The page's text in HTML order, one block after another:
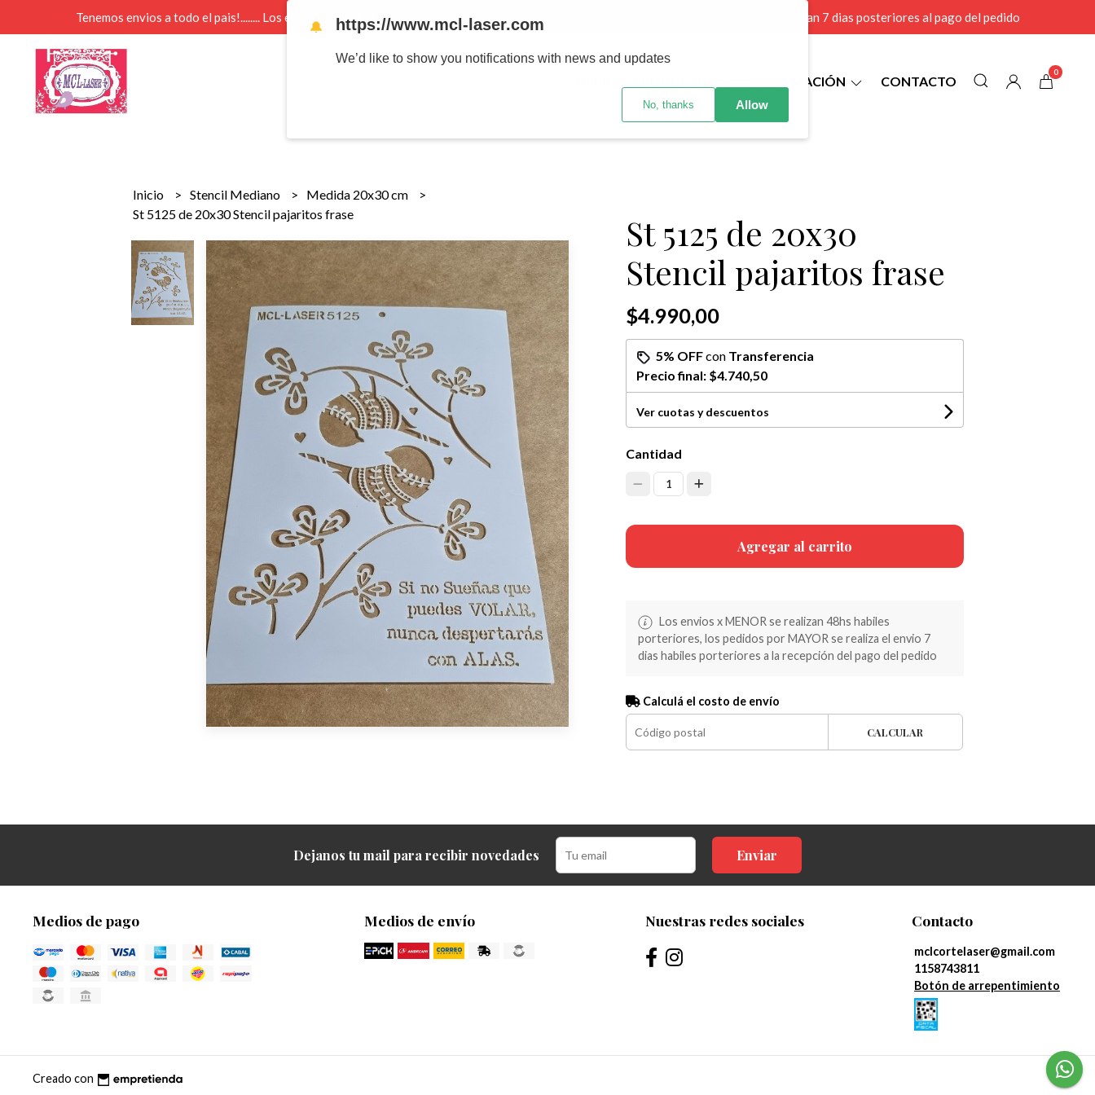
Tenemos envios a todo el pais!........ Los envios Por MENOR se realizan 48 hs habiles porteriores al pago , los pedidos por MAYOR se envian 7 dias posteriores al pago del pedido
INFORMACIÓN CONTACTO
0
Inicio Stencil Mediano
Medida 20x30 cm
St 5125 de 20x30 Stencil pajaritos frase
St 5125 de 20x30
Stencil pajaritos frase
$4.990,00
5% OFFcon Transferencia
Precio final: $4.740,50
Ver cuotas y descuentos
Cantidad
1
Agregar al carrito
Los envios x MENOR se realizan 48hs habiles
porteriores, los pedidos por MAYOR se realiza el envio 7
dias habiles porteriores a la recepción del pago del pedido
Calculá el costo de envío
CALCULAR
Dejanos tu mail para recibir novedades Enviar
Medios de pago Medios de envío Nuestras redes sociales Contacto
mclcortelaser@gmail.com
1158743811
Botón de arrepentimiento
Creado con
🔔 https://www.mcl-laser.com
We’d like to show you notifications with news and updates
No, thanks Allow